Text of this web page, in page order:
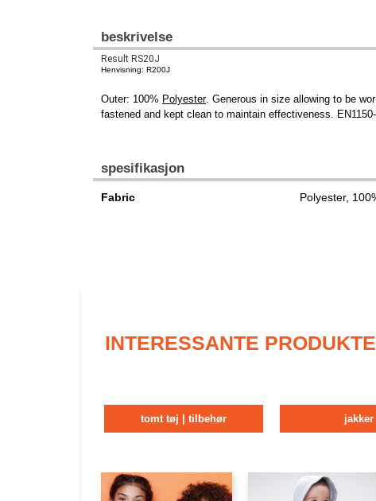
beskrivelse
Result RS20J
Henvisning: R200J
Outer: 100% Polyester. Generous in size allowing to be
fastened and kept clean to maintain effectiveness.
spesifikasjon
Fabric Polyester,
INTERESSANTE
tomt tøj | tilbehør jakker